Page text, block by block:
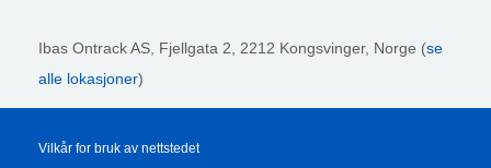
Ibas Ontrack AS, Fjellgata 2, 2212 Kongsvinger, Norge (se
alle lokasjoner)
Vilkår for bruk av nettstedet